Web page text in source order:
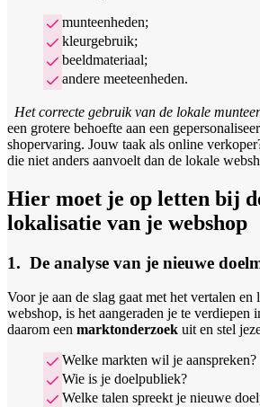
munteenheden;
kleurgebruik;
beeldmateriaal;
andere meeteenheden.
Het correcte gebruik van de lokale
een grotere behoefte aan een
shopervaring. Jouw taak als online
die niet anders aanvoelt dan de lokale
Hier moet je op letten bij
lokalisatie van je webshop
1. De analyse van je nieuwe
Voor je aan de slag gaat met het vertalen en
webshop, is het aangeraden je te verdiepen
daarom een marktonderzoek uit en stel
Welke markten wil je aanspreken?
Wie is je doelpubliek?
Welke talen spreekt je nieuwe